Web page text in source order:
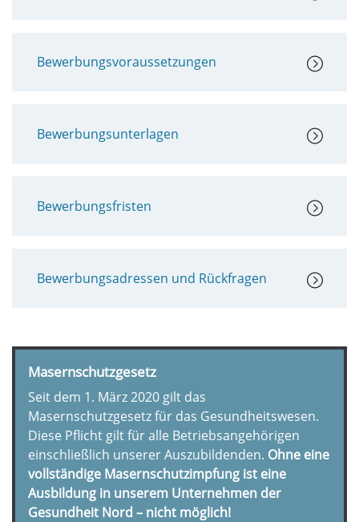
Bewerbungsvoraussetzungen
Bewerbungsunterlagen
Bewerbungsfristen
Bewerbungsadressen und Rückfragen
Masernschutzgesetz
Seit dem 1. März 2020 gilt das
Masernschutzgesetz für das Gesundheitswesen.
Diese Pflicht gilt für alle Betriebsangehörigen
einschließlich unserer Auszubildenden. Ohne eine
vollständige Masernschutzimpfung ist eine
Ausbildung in unserem Unternehmen der
Gesundheit Nord – nicht möglich!